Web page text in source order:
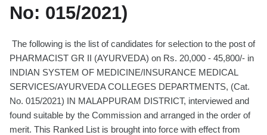
No: 015/2021)
The following is the list of candidates for selection to the post of
PHARMACIST GR II (AYURVEDA) on Rs. 20,000 - 45,800/- in
INDIAN SYSTEM OF MEDICINE/INSURANCE MEDICAL
SERVICES/AYURVEDA COLLEGES DEPARTMENTS, (Cat.
No. 015/2021) IN MALAPPURAM DISTRICT, interviewed and
found suitable by the Commission and arranged in the order of
merit. This Ranked List is brought into force with effect from